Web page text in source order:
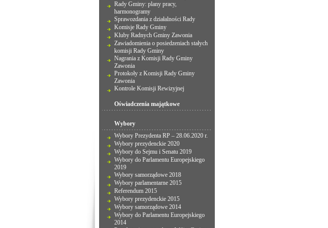
Rady Gminy: plany pracy,
harmonogramy
Sprawozdania z działalności Rady
Komisje Rady Gminy
Kluby Radnych Gminy Zawonia
Zawiadomienia o posiedzeniach stałych
komisji Rady Gminy
Nagrania z Komisji Rady Gminy
Zawonia
Protokoły z Komisji Rady Gminy
Zawonia
Kontrole Komisji Rewizyjnej
Oświadczenia majątkowe
Wybory
Wybory Prezydenta RP – 28.06.2020 r.
Wybory prezydenckie 2020
Wybory do Sejmu i Senatu 2019
Wybory do Parlamentu Europejskiego
2019
Wybory samorządowe 2018
Wybory parlamentarne 2015
Referendum 2015
Wybory prezydenckie 2015
Wybory samorządowe 2014
Wybory do Parlamentu Europejskiego
2014